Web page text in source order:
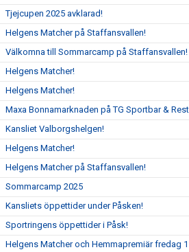
Tjejcupen 2025 avklarad!
Helgens Matcher på Staffansvallen!
Välkomna till Sommarcamp på Staffansvallen!
Helgens Matcher!
Helgens Matcher!
Maxa Bonnamarknaden på TG Sportbar &
Kansliet Valborgshelgen!
Helgens Matcher!
Helgens Matcher på Staffansvallen!
Sommarcamp 2025
Kansliets öppettider under Påsken!
Sportringens öppettider i Påsk!
Helgens Matcher och Hemmapremiär fredag